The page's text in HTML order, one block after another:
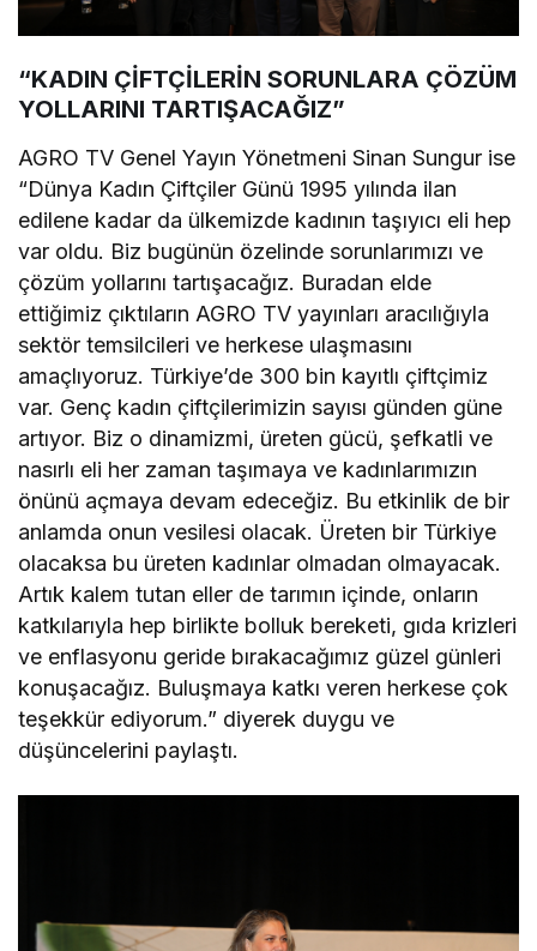
“KADIN ÇİFTÇİLERİN SORUNLARA ÇÖZÜM
YOLLARINI TARTIŞACAĞIZ”
AGRO TV Genel Yayın Yönetmeni Sinan Sungur ise
“Dünya Kadın Çiftçiler Günü 1995 yılında ilan
edilene kadar da ülkemizde kadının taşıyıcı eli hep
var oldu. Biz bugünün özelinde sorunlarımızı ve
çözüm yollarını tartışacağız. Buradan elde
ettiğimiz çıktıların AGRO TV yayınları aracılığıyla
sektör temsilcileri ve herkese ulaşmasını
amaçlıyoruz. Türkiye’de 300 bin kayıtlı çiftçimiz
var. Genç kadın çiftçilerimizin sayısı günden güne
artıyor. Biz o dinamizmi, üreten gücü, şefkatli ve
nasırlı eli her zaman taşımaya ve kadınlarımızın
önünü açmaya devam edeceğiz. Bu etkinlik de bir
anlamda onun vesilesi olacak. Üreten bir Türkiye
olacaksa bu üreten kadınlar olmadan olmayacak.
Artık kalem tutan eller de tarımın içinde, onların
katkılarıyla hep birlikte bolluk bereketi, gıda krizleri
ve enflasyonu geride bırakacağımız güzel günleri
konuşacağız. Buluşmaya katkı veren herkese çok
teşekkür ediyorum.” diyerek duygu ve
düşüncelerini paylaştı.